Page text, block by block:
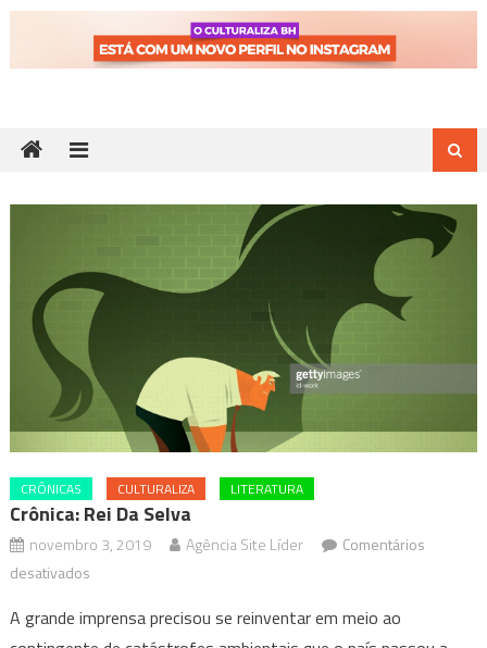
CRÔNICAS CULTURALIZA LITERATURA
Crônica: Rei Da Selva
novembro 3, 2019 Agência Site Líder
Comentários
desativadosem
Rei
A grande imprensa precisou se reinventar em meio ao